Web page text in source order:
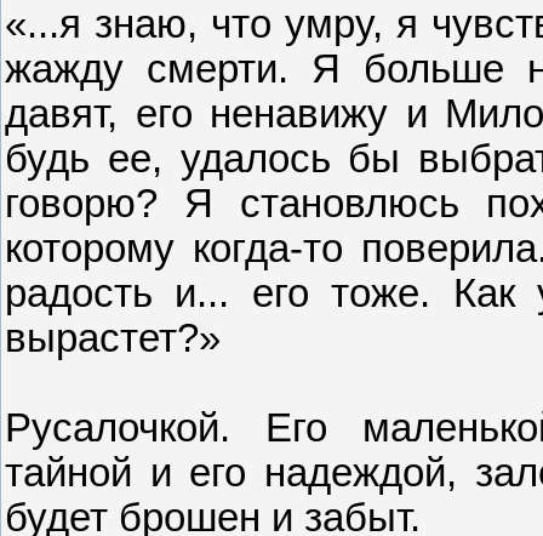
«...я знаю, что умру, я
жажду смерти. Я больше
давят, его ненавижу и
будь ее, удалось бы
говорю? Я становлюсь
которому когда-то
радость и... его тоже.
вырастет?»
Русалочкой. Его
тайной и его надеждой,
будет брошен и забыт.